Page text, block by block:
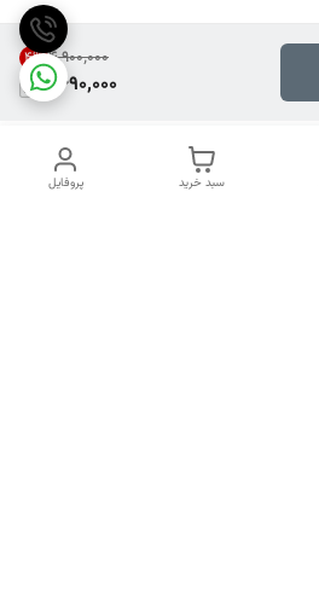
۴٬۹۰۰٬۰۰۰ 4%
4,690,000
پروفایل سبد خرید